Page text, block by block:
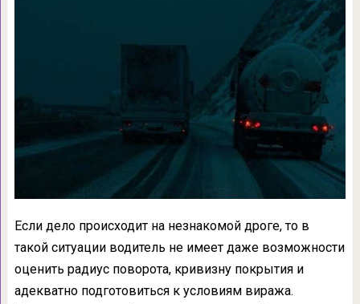
Если дело происходит на незнакомой дроге, то в
такой ситуации водитель не имеет даже возможности
оценить радиус поворота, кривизну покрытия и
адекватно подготовиться к условиям виража.